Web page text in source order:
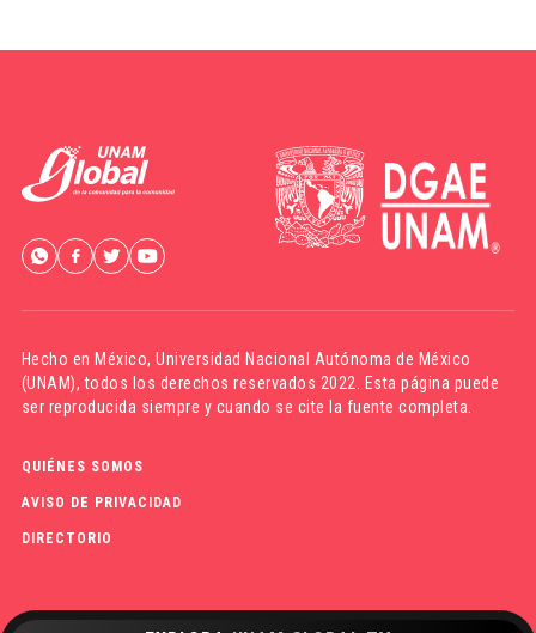
Hecho en México,Universidad Nacional Autónoma de México
(UNAM), todos los derechos reservados 2022. Esta página puede
ser reproducida siempre y cuando se cite la fuente completa.
QUIÉNES SOMOS
AVISO DE PRIVACIDAD
DIRECTORIO